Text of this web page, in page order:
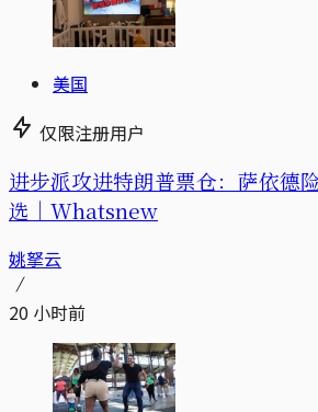
美国
仅限注册用户
进步派攻进特朗普票仓：萨依德
选｜Whatsnew
姚拏云
20 小时前